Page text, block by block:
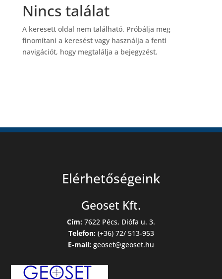
Nincs találat
A keresett oldal nem található. Próbálja meg
finomítani a keresést vagy használja a fenti
navigációt, hogy megtalálja a bejegyzést.
Elérhetőségeink
Geoset Kft.
Cím: 7622 Pécs, Diófa u. 3.
Telefon:(+36) 72/ 513-953
E-mail: geoset@geoset.hu